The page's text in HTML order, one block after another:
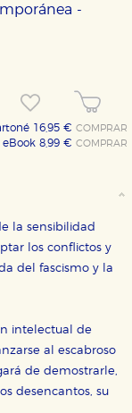
-
16,95 €COMPRAR
eBook 8,99 €COMPRAR
la sensibilidad
los conflictos y
del fascismo y la
intelectual de
al escabroso
de demostrarle,
desencantos, su